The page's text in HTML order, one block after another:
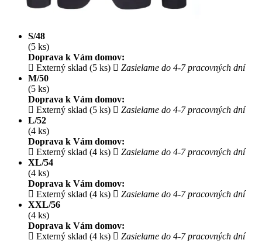
S/48
(5 ks)
Doprava k Vám domov:
Externý sklad (5 ks)
Zasielame do 4-7 pracovných dní
M/50
(5 ks)
Doprava k Vám domov:
Externý sklad (5 ks)
Zasielame do 4-7 pracovných dní
L/52
(4 ks)
Doprava k Vám domov:
Externý sklad (4 ks)
Zasielame do 4-7 pracovných dní
XL/54
(4 ks)
Doprava k Vám domov:
Externý sklad (4 ks)
Zasielame do 4-7 pracovných dní
XXL/56
(4 ks)
Doprava k Vám domov:
Externý sklad (4 ks)
Zasielame do 4-7 pracovných dní